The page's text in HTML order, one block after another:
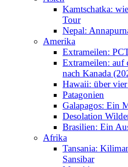
Kamtschatka:
Tour
Nepal:
Amerika
Extrameilen:
Extrameilen:
nach Kanada
Hawaii: über
Patagonien
Galapagos: Ein
Desolation
Brasilien: Ein
Afrika
Tansania:
Sansibar